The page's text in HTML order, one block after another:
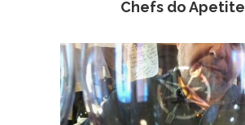
Chefs do Apetite